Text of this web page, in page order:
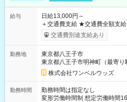
給与
日給13,000円～
＋交通費支給 ★交通費全額支給！ ┗案件により規定あり ★日払
いOK！（規定あり） ┗働いた
ンビニATMから 日払い分を引き落とせま
交通費別途支給あり
勤務地
東京都八王子市
東京都八王子市明神町（最寄り
株式会社ワンベルウッズ
勤務時間
勤務時間は指定なし
変形労働時間制 想定労働時間160時間/月 【シフ